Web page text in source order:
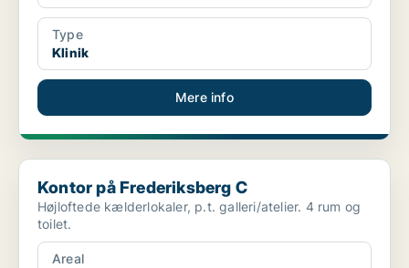
Type
Klinik
Mere info
Kontor på Frederiksberg C
Kontor på Frederiksberg C
Højloftede kælderlokaler, p.t. galleri/atelier. 4 rum og
toilet.
Areal